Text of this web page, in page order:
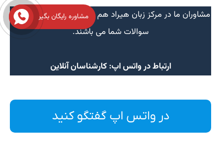
مشاوران ما در مرکز زبان هیراد هم اکنون آماده پاسخگویی به
سوالات شما می باشند.
ارتباط در واتس اپ: کارشناسان آنلاین
در واتس اپ گفتگو کنید
مشاوره رایگان بگیر